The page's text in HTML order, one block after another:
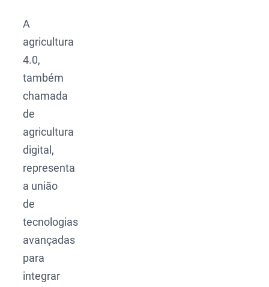
A
agricultura
4.0,
também
chamada
de
agricultura
digital,
representa
a união
de
tecnologias
avançadas
para
integrar